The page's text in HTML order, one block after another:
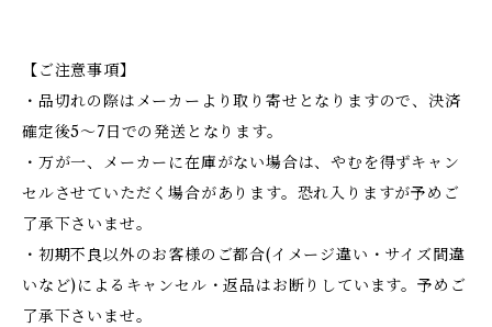
【ご注意事項】
・品切れの際はメーカーより取り寄せとなりますので、決済
確定後5～7日での発送となります。
・万が一、メーカーに在庫がない場合は、やむを得ずキャン
セルさせていただく場合があります。恐れ入りますが予めご
了承下さいませ。
・初期不良以外のお客様のご都合(イメージ違い・サイズ間違
いなど)によるキャンセル・返品はお断りしています。予めご
了承下さいませ。